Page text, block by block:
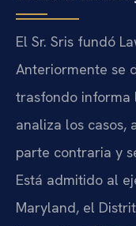
El Sr. Sris fundó
Anteriormente se
trasfondo informa
analiza los casos,
parte contraria y
Está admitido al
Maryland, el